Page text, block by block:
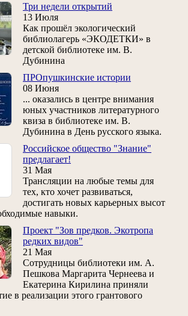
Три недели открытий
13 Июля
Как прошёл экологический
библиолагерь «ЭКОДЕТКИ» в
детской библиотеке им. В.
Дубинина
ПРОпушкинские истории
08 Июня
... оказались в центре внимания
юных участников литературного
квиза в библиотеке им. В.
Дубинина в День русского языка.
Российское общество "Знание"
предлагает!
31 Мая
Трансляции на любые темы для
тех, кто хочет развиваться,
достигать новых карьерных высот
навыки.
Проект "Зов предков. Экотропа
редких видов"
21 Мая
Сотрудницы библиотеки им. А.
Пешкова Маргарита Чернеева и
Екатерина Кирилина приняли
в реализации этого грантового